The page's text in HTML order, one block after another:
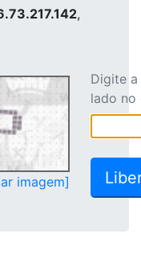
,
imagem]
Digite
lado no